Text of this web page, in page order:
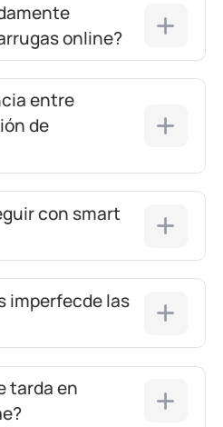
online?
entre
de
con smart
imperfecde las
tarda en